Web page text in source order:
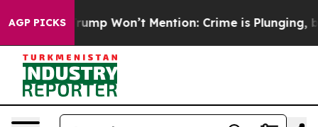
AGP PICKS
News Trump Won’t Mention: Crime is Plunging,